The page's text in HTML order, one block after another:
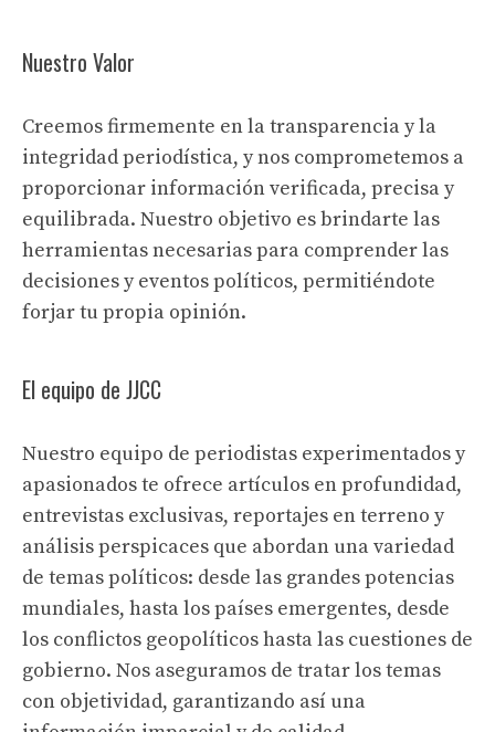
Nuestro Valor
Creemos firmemente en la transparencia y la
integridad periodística, y nos comprometemos a
proporcionar información verificada, precisa y
equilibrada. Nuestro objetivo es brindarte las
herramientas necesarias para comprender las
decisiones y eventos políticos, permitiéndote
forjar tu propia opinión.
El equipo de JJCC
Nuestro equipo de periodistas experimentados y
apasionados te ofrece artículos en profundidad,
entrevistas exclusivas, reportajes en terreno y
análisis perspicaces que abordan una variedad
de temas políticos: desde las grandes potencias
mundiales, hasta los países emergentes, desde
los conflictos geopolíticos hasta las cuestiones de
gobierno. Nos aseguramos de tratar los temas
con objetividad, garantizando así una